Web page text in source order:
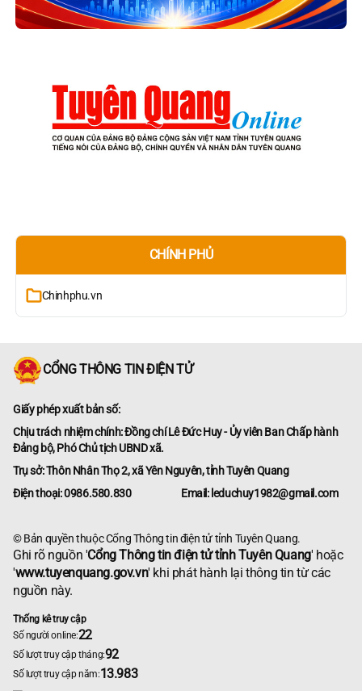
CHÍNH PHỦ
Chinhphu.vn
CỔNG THÔNG TIN ĐIỆN TỬ
Giấy phép xuất bản số:
Chịu trách nhiệm chính: Đồng chí Lê Đức Huy - Ủy viên Ban Chấp hành
Đảng bộ, Phó Chủ tịch UBND xã.
Trụ sở: Thôn Nhân Thọ 2, xã Yên Nguyên, tỉnh Tuyên Quang
Điện thoại: 0986.580.830
Email: leduchuy1982@gmail.com
© Bản quyền thuộc Cổng Thông tin điện tử tỉnh Tuyên Quang.
Ghi rõ nguồn 'Cổng Thông tin điện tử tỉnh Tuyên Quang' hoặc
'www.tuyenquang.gov.vn' khi phát hành lại thông tin từ các
nguồn này.
Thống kê truy cập
Số người online:22
Số lượt truy cập tháng:92
Số lượt truy cập năm:13.983